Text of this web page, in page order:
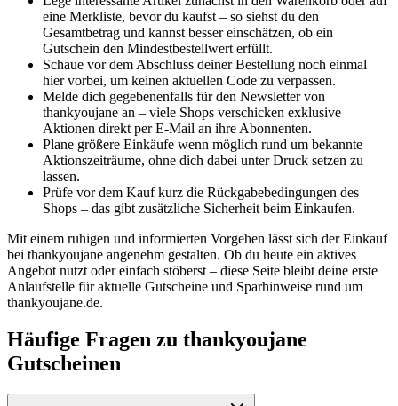
eine Merkliste, bevor du kaufst – so siehst du den
Gesamtbetrag und kannst besser einschätzen, ob ein
Gutschein den Mindestbestellwert erfüllt.
Schaue vor dem Abschluss deiner Bestellung noch einmal
hier vorbei, um keinen aktuellen Code zu verpassen.
Melde dich gegebenenfalls für den Newsletter von
thankyoujane an – viele Shops verschicken exklusive
Aktionen direkt per E-Mail an ihre Abonnenten.
Plane größere Einkäufe wenn möglich rund um bekannte
Aktionszeiträume, ohne dich dabei unter Druck setzen zu
lassen.
Prüfe vor dem Kauf kurz die Rückgabebedingungen des
Shops – das gibt zusätzliche Sicherheit beim Einkaufen.
Mit einem ruhigen und informierten Vorgehen lässt sich der Einkauf
bei thankyoujane angenehm gestalten. Ob du heute ein aktives
Angebot nutzt oder einfach stöberst – diese Seite bleibt deine erste
Anlaufstelle für aktuelle Gutscheine und Sparhinweise rund um
thankyoujane.de.
Häufige Fragen zu thankyoujane
Gutscheinen